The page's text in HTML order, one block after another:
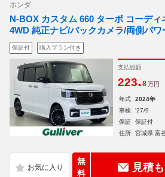
ホンダ
N-BOX カスタム 660 ターボ コーデ
4WD 純正ナビ/バックカメラ/両側パワ
保証付 購入プラン付き
支払総額
223.8 万円
年式 2024年
車検
'27/9
保証
保証付
住所
宮城県 富
無
料
見積